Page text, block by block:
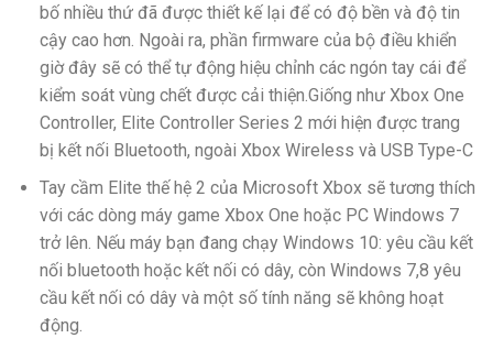
bố nhiều thứ đã được thiết kế lại để có độ bền và độ tin
cậy cao hơn. Ngoài ra, phần firmware của bộ điều khiển
giờ đây sẽ có thể tự động hiệu chỉnh các ngón tay cái để
kiểm soát vùng chết được cải thiện.Giống như Xbox One
Controller, Elite Controller Series 2 mới hiện được trang
bị kết nối Bluetooth, ngoài Xbox Wireless và USB Type-C
Tay cầm Elite thế hệ 2 của Microsoft Xbox sẽ tương thích
với các dòng máy game Xbox One hoặc PC Windows 7
trở lên. Nếu máy bạn đang chạy Windows 10: yêu cầu kết
nối bluetooth hoặc kết nối có dây, còn Windows 7,8 yêu
cầu kết nối có dây và một số tính năng sẽ không hoạt
động.